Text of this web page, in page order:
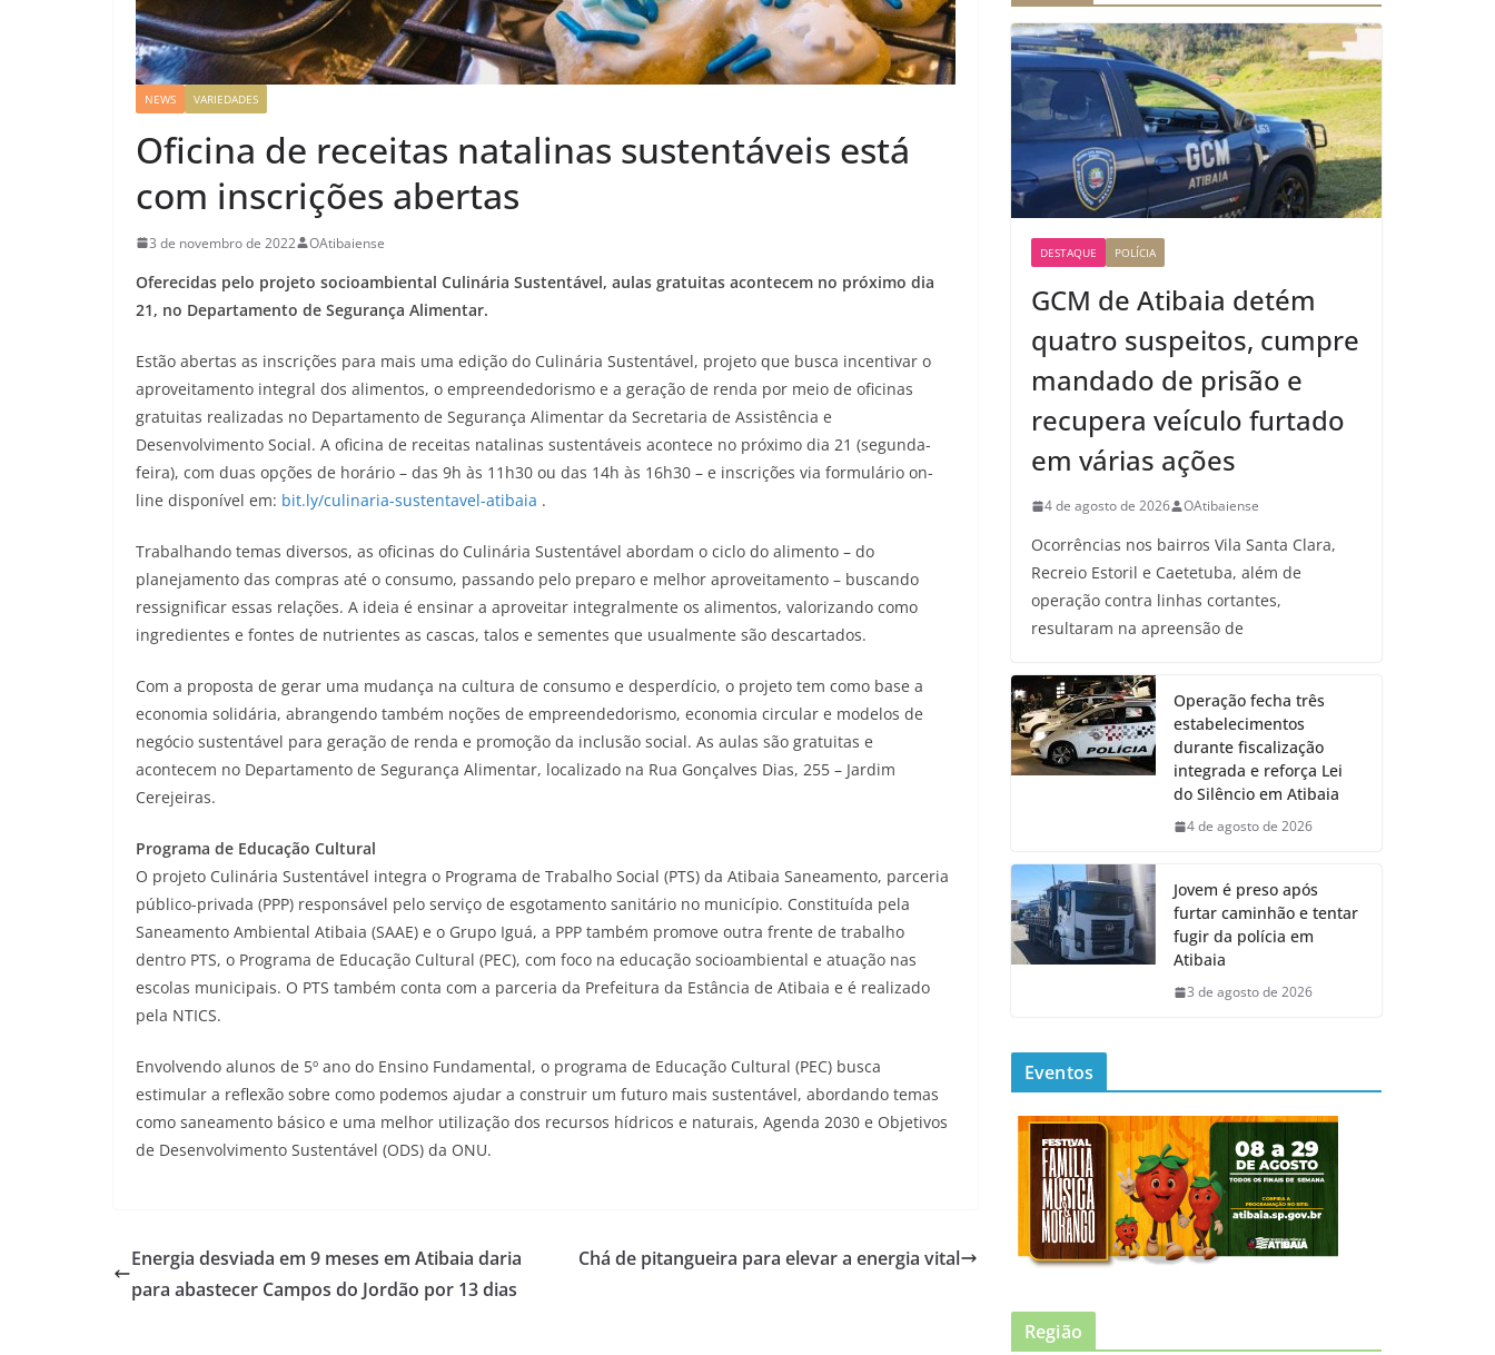
NEWS VARIEDADES
Oficina de receitas natalinas sustentáveis está
com inscrições abertas
3 de novembro de 2022 OAtibaiense
Oferecidas pelo projeto socioambiental Culinária Sustentável, aulas gratuitas acontecem no próximo dia
21, no Departamento de Segurança Alimentar.
Estão abertas as inscrições para mais uma edição do Culinária Sustentável, projeto que busca incentivar o
aproveitamento integral dos alimentos, o empreendedorismo e a geração de renda por meio de oficinas
gratuitas realizadas no Departamento de Segurança Alimentar da Secretaria de Assistência e
Desenvolvimento Social. A oficina de receitas natalinas sustentáveis acontece no próximo dia 21 (segunda-
feira), com duas opções de horário – das 9h às 11h30 ou das 14h às 16h30 – e inscrições via formulário on-
line disponível em: bit.ly/culinaria-sustentavel-atibaia .
Trabalhando temas diversos, as oficinas do Culinária Sustentável abordam o ciclo do alimento – do
planejamento das compras até o consumo, passando pelo preparo e melhor aproveitamento – buscando
ressignificar essas relações. A ideia é ensinar a aproveitar integralmente os alimentos, valorizando como
ingredientes e fontes de nutrientes as cascas, talos e sementes que usualmente são descartados.
Com a proposta de gerar uma mudança na cultura de consumo e desperdício, o projeto tem como base a
economia solidária, abrangendo também noções de empreendedorismo, economia circular e modelos de
negócio sustentável para geração de renda e promoção da inclusão social. As aulas são gratuitas e
acontecem no Departamento de Segurança Alimentar, localizado na Rua Gonçalves Dias, 255 – Jardim
Cerejeiras.
Programa de Educação Cultural
O projeto Culinária Sustentável integra o Programa de Trabalho Social (PTS) da Atibaia Saneamento, parceria
público-privada (PPP) responsável pelo serviço de esgotamento sanitário no município. Constituída pela
Saneamento Ambiental Atibaia (SAAE) e o Grupo Iguá, a PPP também promove outra frente de trabalho
dentro PTS, o Programa de Educação Cultural (PEC), com foco na educação socioambiental e atuação nas
escolas municipais. O PTS também conta com a parceria da Prefeitura da Estância de Atibaia e é realizado
pela NTICS.
Envolvendo alunos de 5º ano do Ensino Fundamental, o programa de Educação Cultural (PEC) busca
estimular a reflexão sobre como podemos ajudar a construir um futuro mais sustentável, abordando temas
como saneamento básico e uma melhor utilização dos recursos hídricos e naturais, Agenda 2030 e Objetivos
de Desenvolvimento Sustentável (ODS) da ONU.
Energia desviada em 9 meses em Atibaia daria
para abastecer Campos do Jordão por 13 dias
Chá de pitangueira para elevar a energia vital
DESTAQUE POLÍCIA
GCM de Atibaia detém
quatro suspeitos, cumpre
mandado de prisão e
recupera veículo furtado
em várias ações
4 de agosto de 2026 OAtibaiense
Ocorrências nos bairros Vila Santa Clara,
Recreio Estoril e Caetetuba, além de
operação contra linhas cortantes,
resultaram na apreensão de
Operação fecha três
estabelecimentos
durante fiscalização
integrada e reforça Lei
do Silêncio em Atibaia
4 de agosto de 2026
Jovem é preso após
furtar caminhão e tentar
fugir da polícia em
Atibaia
3 de agosto de 2026
Eventos
Região